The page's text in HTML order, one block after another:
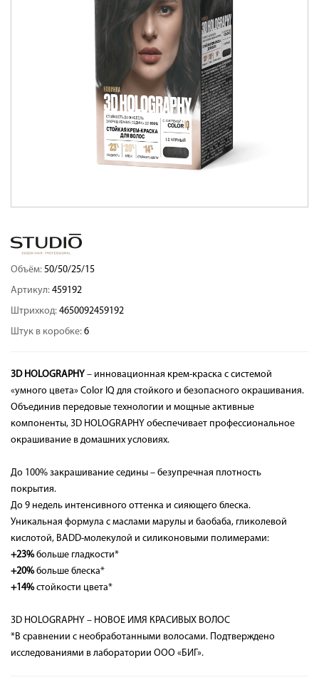
Объём: 50/50/25/15
Артикул: 459192
Штрихкод: 4650092459192
Штук в коробке: 6
3D HOLOGRAPHY – инновационная крем-краска с системой
«умного цвета» Color IQ для стойкого и безопасного окрашивания.
Объединив передовые технологии и мощные активные
компоненты, 3D HOLOGRAPHY обеспечивает профессиональное
окрашивание в домашних условиях.
До 100% закрашивание седины – безупречная плотность
покрытия.
До 9 недель интенсивного оттенка и сияющего блеска.
Уникальная формула с маслами марулы и баобаба, гликолевой
кислотой, BADD-молекулой и силиконовыми полимерами:
+23%больше гладкости*
+20%больше блеска*
+14%стойкости цвета*
3D HOLOGRAPHY – НОВОЕ ИМЯ КРАСИВЫХ ВОЛОС
*В сравнении с необработанными волосами. Подтверждено
исследованиями в лаборатории ООО «БИГ».